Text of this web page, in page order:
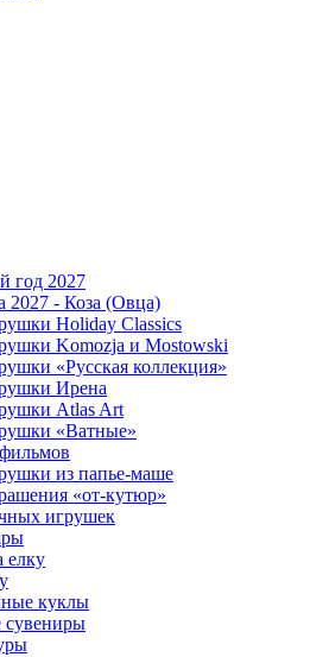
год 2027
2027 - Коза (Овца)
Holiday Classics
Komozja и Mostowski
«Русская коллекция»
Ирена
Atlas Art
«Ватные»
из папье-маше
«от-кутюр»
игрушек
елку
куклы
сувениры